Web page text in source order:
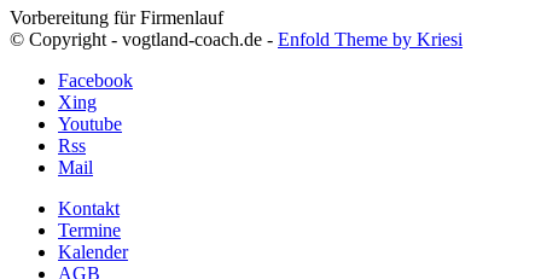
Vorbereitung für Firmenlauf
© Copyright - vogtland-coach.de - Enfold Theme by Kriesi
Facebook
Xing
Youtube
Rss
Mail
Kontakt
Termine
Kalender
AGB